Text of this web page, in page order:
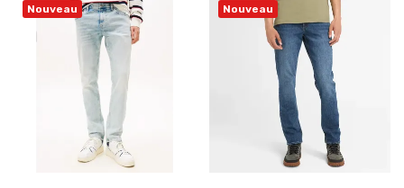
Nouveau Nouveau